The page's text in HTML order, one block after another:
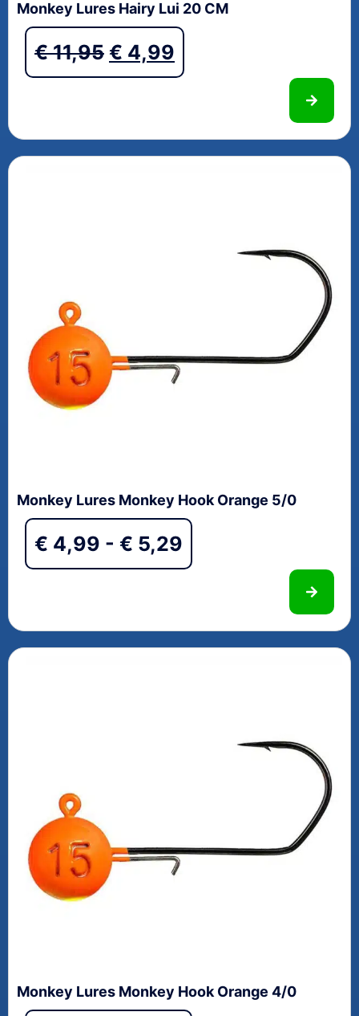
Monkey Lures Hairy Lui 20 CM
€11,95 € 4,99
Monkey Lures Monkey Hook Orange 5/0
€ 4,99 - € 5,29
Monkey Lures Monkey Hook Orange 4/0